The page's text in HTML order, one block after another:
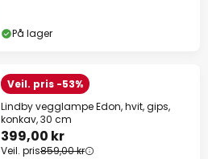
På lager
Veil. pris -53%
Lindby vegglampe Edon, hvit, gips,
konkav, 30 cm
399,00 kr
Veil. pris859,00 kr